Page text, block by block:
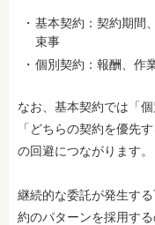
基本契約：契約期間
束事
個別契約：報酬、作
なお、基本契約では「
「どちらの契約を優先
の回避につながります。
継続的な委託が発生す
約のパターンを採用する